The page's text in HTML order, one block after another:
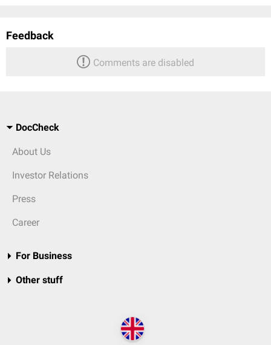
Feedback
Comments are disabled
DocCheck
About Us
Investor Relations
Press
Career
For Business
Other stuff